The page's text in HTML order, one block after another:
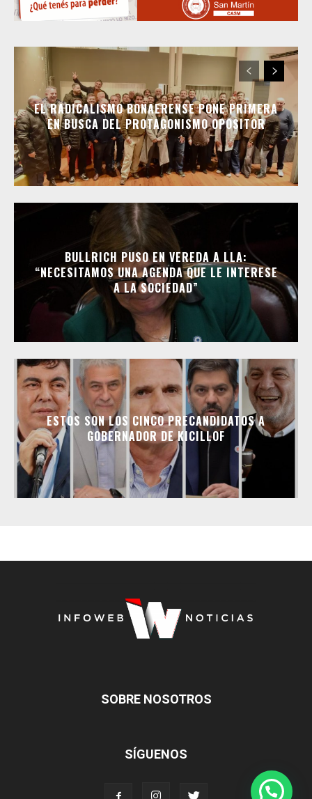
EL RADICALISMO BONAERENSE PONE PRIMERA
EN BUSCA DEL PROTAGONISMO OPOSITOR
BULLRICH PUSO EN VEREDA A LLA:
“NECESITAMOS UNA AGENDA QUE LE INTERESE
A LA SOCIEDAD”
ESTOS SON LOS CINCO PRECANDIDATOS A
GOBERNADOR DE KICILLOF
SOBRE NOSOTROS
SÍGUENOS